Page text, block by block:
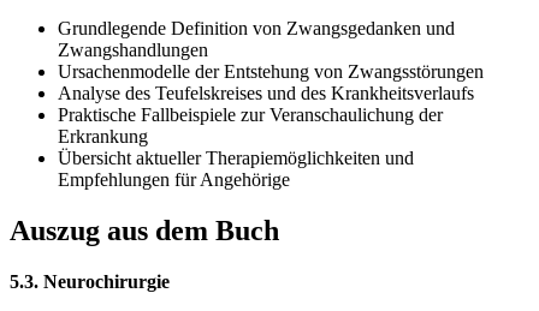
Grundlegende Definition von Zwangsgedanken und
Zwangshandlungen
Ursachenmodelle der Entstehung von Zwangsstörungen
Analyse des Teufelskreises und des Krankheitsverlaufs
Praktische Fallbeispiele zur Veranschaulichung der
Erkrankung
Übersicht aktueller Therapiemöglichkeiten und
Empfehlungen für Angehörige
Auszug aus dem Buch
5.3. Neurochirurgie